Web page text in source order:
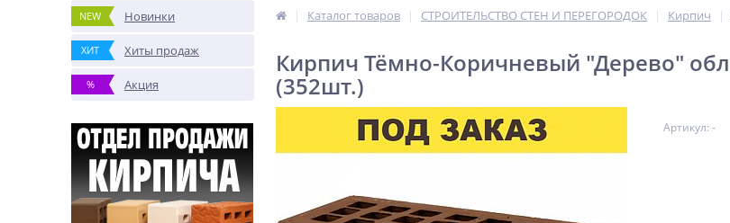
NEW Новинки
ХИТ Хиты продаж
% Акция
| Каталог товаров | СТРОИТЕЛЬСТВО СТЕН И ПЕРЕГОРОДОК | Кирпич |
Кирпич Тёмно-Коричневый "Дерево"
(352шт.)
Артикул: -